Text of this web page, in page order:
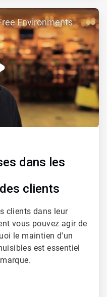
Environments
dans les
clients
clients dans leur
vous pouvez agir de
le maintien d'un
est essentiel